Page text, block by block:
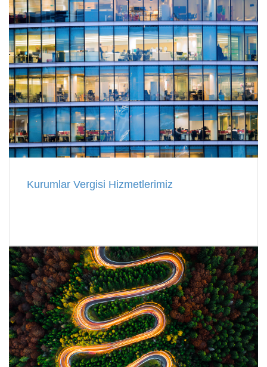
Kurumlar Vergisi Hizmetlerimiz